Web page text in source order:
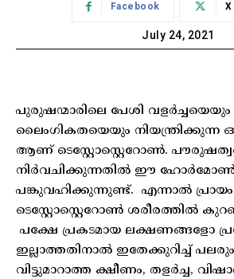
Facebook X
July 24, 2021
പുരുഷന്മാരിലെ പേശി വളർച്ചയെയും
ലൈംഗികതയെയും
ആണ് ടെസ്റ്റോസ്റ്റെറോൺ.
നിർവചിക്കുന്നതിൽ ഈ ഹോർമോൺ
പങ്കുവഹിക്കുന്നുണ്ട്. എന്നാൽ
ടെസ്റ്റോസ്റ്റെറോൺ ശരീരത്തിൽ
പക്ഷേ പ്രകടമായ ലക്ഷണങ്ങളോ
ഇല്ലാത്തതിനാൽ ഇതേക്കുറിച്ച് പലരും
വിട്ടുമാറാത്ത ക്ഷീണം, തളർച്ച,